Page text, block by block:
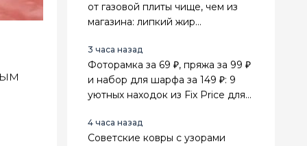
от газовой плиты чище, чем из
магазина: липкий жир
3 часа назад
Фоторамка за 69 ₽, пряжа за 99 ₽
и набор для шарфа за 149 ₽: 9
уютных находок из Fix Price для
4 часа назад
Советские ковры с узорами